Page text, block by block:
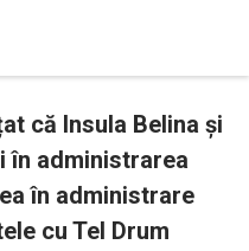
că Insula Belina și
în administrarea
în administrare
cu Tel Drum